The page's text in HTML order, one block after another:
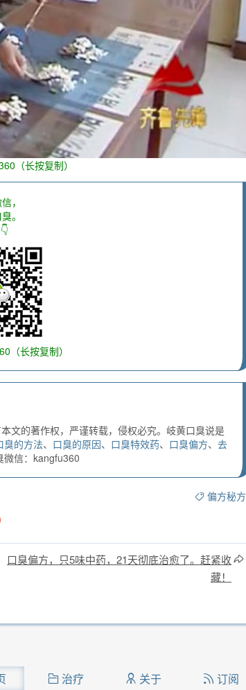
（长按复制）
，
。
（长按复制）
文的著作权，严谨转载，侵权必究。岐黄口臭说是
臭的方法、 口臭的原因、 口臭特效药、 口臭偏方、 去
微信：kangfu360
偏方秘方
口臭偏方，只5味中药，21天彻底治愈了。赶紧收
藏！
治疗 关于 订阅